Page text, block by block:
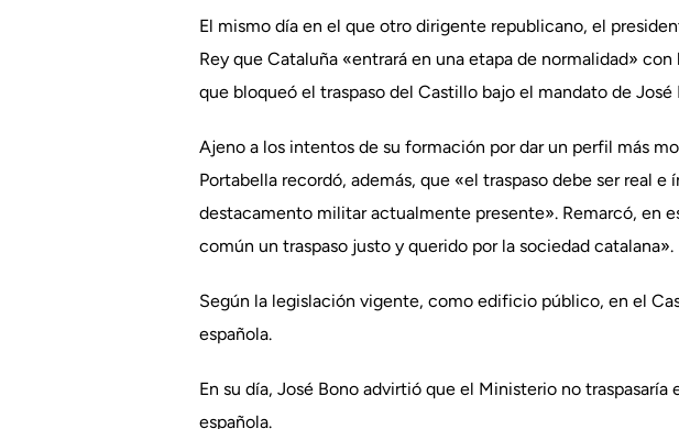
El mismo día en el que otro dirigente republicano, el
Rey que Cataluña «entrará en una etapa de normalidad»
que bloqueó el traspaso del Castillo bajo el mandato de
Ajeno a los intentos de su formación por dar un perfil más
Portabella recordó, además, que «el traspaso debe ser real
destacamento militar actualmente presente». Remarcó, en
común un traspaso justo y querido por la sociedad catalana».
Según la legislación vigente, como edificio público, en el
española.
En su día, José Bono advirtió que el Ministerio no
española.